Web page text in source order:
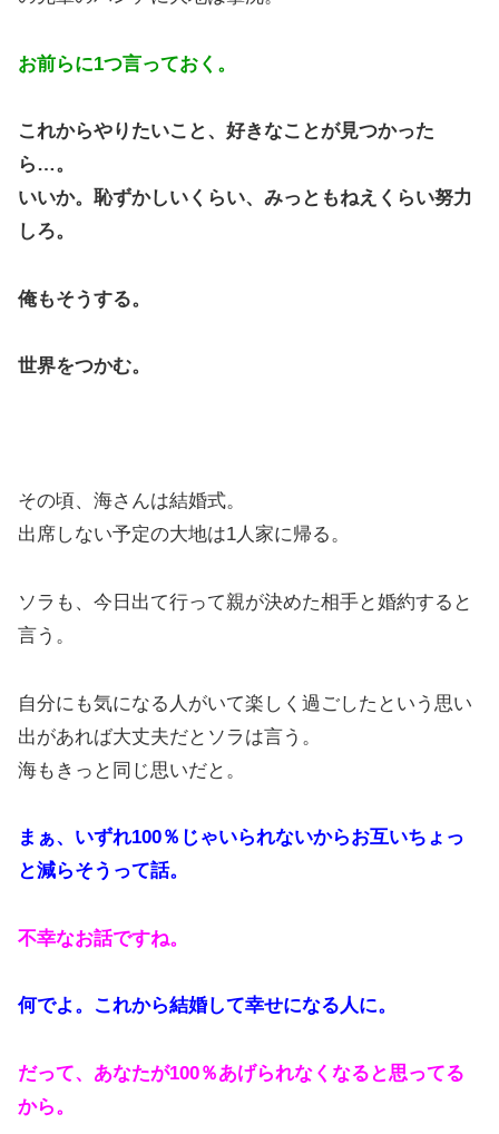
お前らに1つ言っておく。
これからやりたいこと、好きなことが見つかった
ら…。
いいか。恥ずかしいくらい、みっともねえくらい努力
しろ。
俺もそうする。
世界をつかむ。
その頃、海さんは結婚式。
出席しない予定の大地は1人家に帰る。
ソラも、今日出て行って親が決めた相手と婚約すると
言う。
自分にも気になる人がいて楽しく過ごしたという思い
出があれば大丈夫だとソラは言う。
海もきっと同じ思いだと。
まぁ、いずれ100％じゃいられないからお互いちょっ
と減らそうって話。
不幸なお話ですね。
何でよ。これから結婚して幸せになる人に。
だって、あなたが100％あげられなくなると思ってる
から。